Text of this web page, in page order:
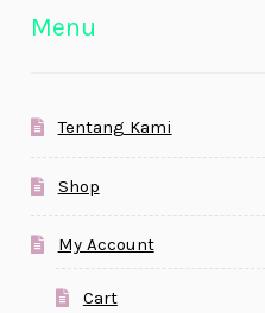
Menu
Tentang Kami
Shop
My Account
Cart